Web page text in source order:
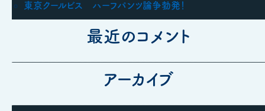
東京クールビス ハーフパンツ論争勃発！
最近のコメント
アーカイブ